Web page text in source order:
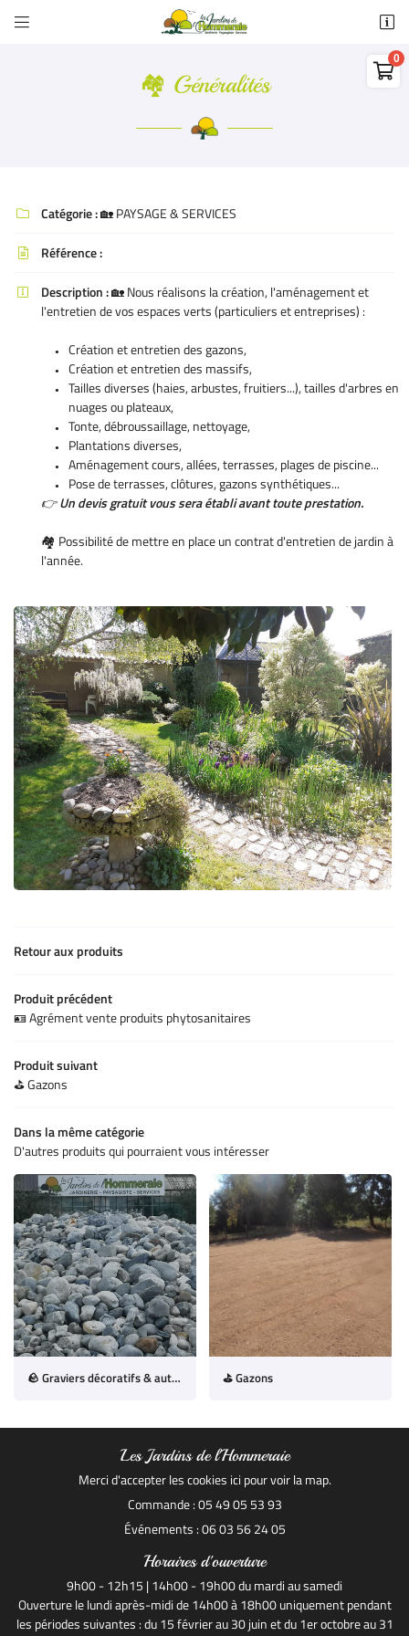

ACCUEIL
- CRÉATION
MINÉRAUX
AVIS
CONTACT

Une question
22 rue de l'Hommeraie - ZA de l'Hommeraie

Il n'y a aucun produit dans votre panier
Voir notre sélection
VALIDER VOTRE PANIER
Rafraîchir le captcha
En cochant cette case, vous consentez à recevoir nos propositions commerciales à
l'adresse email indiqué ci-dessus. Vous pouvez vous désinscrire à tout moment en
🏘️ Généralités
 Catégorie :🏡 PAYSAGE & SERVICES
 Référence :
 Description :🏡 Nous réalisons la création, l'aménagement et
l'entretien de vos espaces verts (particuliers et entreprises) :
Création et entretien des gazons,
Création et entretien des massifs,
Tailles diverses (haies, arbustes, fruitiers...), tailles d'arbres en
nuages ou plateaux,
Tonte, débroussaillage, nettoyage,
Plantations diverses,
Aménagement cours, allées, terrasses, plages de piscine...
Pose de terrasses, clôtures, gazons synthétiques...
👉Un devis gratuit vous sera établi avant toute prestation.
🏘️ Possibilité de mettre en place un contrat d'entretien de jardin à
l'année.
Retour aux produits
Produit précédent
🪪 Agrément vente produits phytosanitaires
Produit suivant
⛳ Gazons
Dans la même catégorie
D'autres produits qui pourraient vous intéresser
🪨 Graviers décoratifs & autres matériaux ⛳ Gazons
Les Jardins de l'Hommeraie
Merci d'accepter les cookies ici pour voir la map.
Commande : 05 49 05 53 93
Événements : 06 03 56 24 05
Horaires d'ouverture
9h00 - 12h15 | 14h00 - 19h00 du mardi au samedi
Ouverture le lundi après-midi de 14h00 à 18h00 uniquement pendant
les périodes suivantes : du 15 février au 30 juin et du 1er octobre au 31